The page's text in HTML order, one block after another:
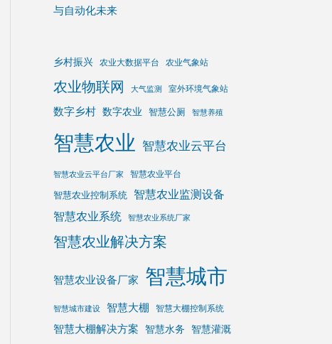
与自动化未来
乡村振兴 农业大数据平台 农业气象站
农业物联网 大气监测 室外环境气象站
数字乡村 数字农业 智慧公厕 智慧养殖
智慧农业 智慧农业云平台
智慧农业云平台厂家 智慧农业平台
智慧农业控制系统 智慧农业监测设备
智慧农业系统
智慧农业系统厂家
智慧农业解决方案
智慧农业设备厂家 智慧城市
智慧城市建设 智慧大棚 智慧大棚控制系统
智慧大棚解决方案 智慧水务 智慧灌溉